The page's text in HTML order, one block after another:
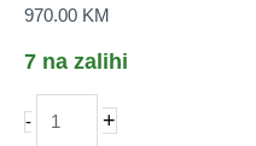
970.00 KM
7 na zalihi
-
LORGAR
FLEX
+